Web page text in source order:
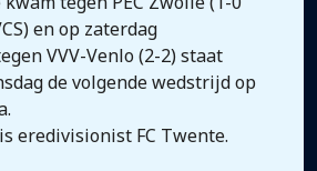
en op zaterdag
VVV-Venlo (2-2) staat
de volgende wedstrijd op
eredivisionist FC Twente.